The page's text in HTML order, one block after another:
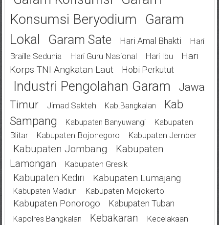
Konsumsi Beryodium
Garam
Lokal
Garam Sate Hari Amal Bhakti
Hari
Braille Sedunia
Hari Guru Nasional Hari Ibu
Hari
Korps TNI Angkatan Laut
Hobi Perkutut
Industri Pengolahan Garam
Jawa
Timur
Jimad Sakteh Kab.bangkalan
Kab
Sampang
Kabupaten Banyuwangi
Kabupaten
Blitar
Kabupaten Bojonegoro Kabupaten Jember
Kabupaten Jombang
Kabupaten
Lamongan
Kabupaten Gresik
Kabupaten Kediri Kabupaten Lumajang
Kabupaten Madiun Kabupaten Mojokerto
Kabupaten Ponorogo Kabupaten Tuban
Kapolres Bangkalan Kebakaran Kecelakaan